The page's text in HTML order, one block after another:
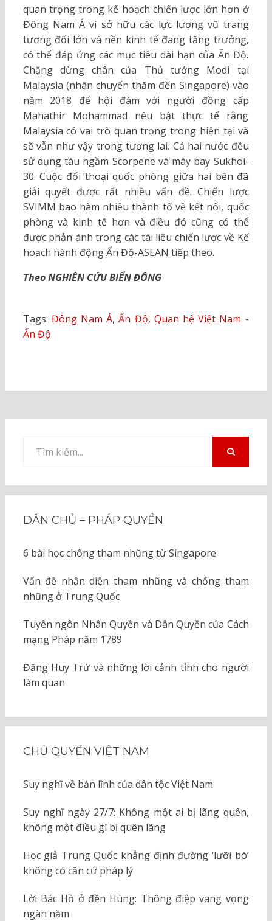
quan trọng trong kế hoạch chiến lược lớn hơn ở
Đông Nam Á vì sở hữu các lực lượng vũ trang
tương đối lớn và nền kinh tế đang tăng trưởng,
có thể đáp ứng các mục tiêu dài hạn của Ấn Độ.
Chặng dừng chân của Thủ tướng Modi tại
Malaysia (nhân chuyến thăm đến Singapore) vào
năm 2018 để hội đàm với người đồng cấp
Mahathir Mohammad nêu bật thực tế rằng
Malaysia có vai trò quan trọng trong hiện tại và
sẽ vẫn như vậy trong tương lai. Cả hai nước đều
sử dụng tàu ngầm Scorpene và máy bay Sukhoi-
30. Cuộc đối thoại quốc phòng giữa hai bên đã
giải quyết được rất nhiều vấn đề. Chiến lược
SVIMM bao hàm nhiều thành tố về kết nối, quốc
phòng và kinh tế hơn và điều đó cũng có thể
được phản ánh trong các tài liệu chiến lược về Kế
hoạch hành động Ấn Độ-ASEAN tiếp theo.
Theo NGHIÊN CỨU BIỂN ĐÔNG
Tags: Đông Nam Á,Ấn Độ, Quan hệ Việt Nam -
Ấn Độ
kiếm
DÂN CHỦ – PHÁP QUYỀN
6 bài học chống tham nhũng từ Singapore
Vấn đề nhận diện tham nhũng và chống tham
nhũng ở Trung Quốc
Tuyên ngôn Nhân Quyền và Dân Quyền của Cách
mạng Pháp năm 1789
Đặng Huy Trứ và những lời cảnh tỉnh cho người
làm quan
CHỦ QUYỀN VIỆT NAM
Suy nghĩ về bản lĩnh của dân tộc Việt Nam
Suy nghĩ ngày 27/7: Không một ai bị lãng quên,
không một điều gì bị quên lãng
Học giả Trung Quốc khẳng định đường ‘lưỡi bò’
không có căn cứ pháp lý
Lời Bác Hồ ở đền Hùng: Thông điệp vang vọng
ngàn năm